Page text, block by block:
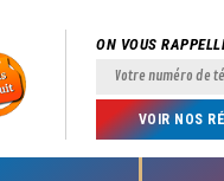
ON VOUS
VOIR NOS